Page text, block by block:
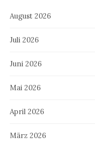
August 2026
Juli 2026
Juni 2026
Mai 2026
April 2026
März 2026